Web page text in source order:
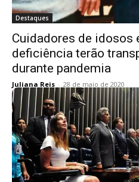
Destaques
Cuidadores de idosos
deficiência terão
durante pandemia
Juliana Reis - 28 de maio de 2020